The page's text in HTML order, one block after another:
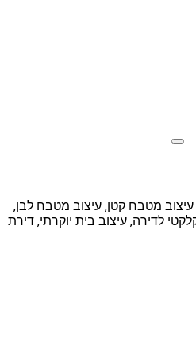
עיצוב מטבח קטן, עיצוב מטבח לבן,
לדירה, עיצוב בית יוקרתי, דירת